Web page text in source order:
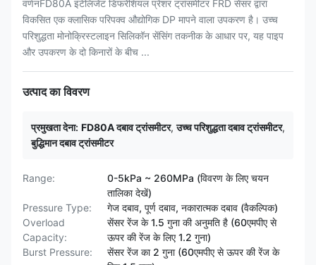
वर्णनFD80A इंटेलिजेंट डिफरेंशियल प्रेशर ट्रांसमीटर FRD सेंसर द्वारा
विकसित एक क्लासिक परिपक्व औद्योगिक DP मापने वाला उपकरण है। उच्च
परिशुद्धता मोनोक्रिस्टलाइन सिलिकॉन सेंसिंग तकनीक के आधार पर, यह पाइप
और उपकरण के दो किनारों के बीच ...
उत्पाद का विवरण
प्रमुखता देना: FD80A दबाव ट्रांसमीटर,उच्च परिशुद्धता दबाव ट्रांसमीटर,
बुद्धिमान दबाव ट्रांसमीटर
Range:
0-5kPa ~ 260MPa (विवरण के लिए चयन
तालिका देखें)
Pressure Type:
गेज दबाव, पूर्ण दबाव, नकारात्मक दबाव (वैकल्पिक)
Overload
Capacity:
सेंसर रेंज के 1.5 गुना की अनुमति है (60एमपीए से
ऊपर की रेंज के लिए 1.2 गुना)
Burst Pressure:
सेंसर रेंज का 2 गुना (60एमपीए से ऊपर की रेंज के